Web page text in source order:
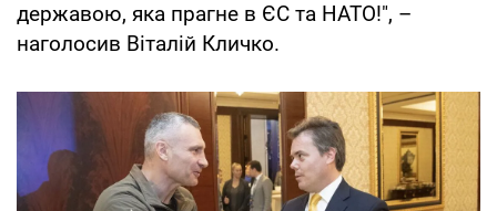
державою, яка прагне в ЄС та НАТО!", –
наголосив Віталій Кличко.